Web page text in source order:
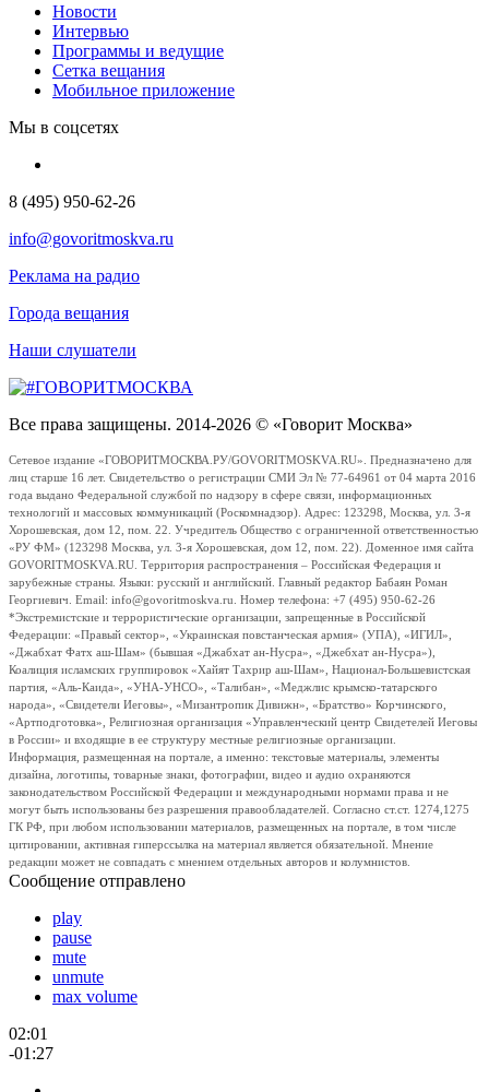
Новости
Интервью
Программы и ведущие
Сетка вещания
Мобильное приложение
Мы в соцсетях
8 (495) 950-62-26
info@govoritmoskva.ru
Реклама на радио
Города вещания
Наши слушатели
Все права защищены. 2014-2026 © «Говорит Москва»
Сетевое издание «ГОВОРИТМОСКВА.РУ/GOVORITMOSKVA.RU». Предназначено для
лиц старше 16 лет. Свидетельство о регистрации СМИ Эл № 77-64961 от 04 марта 2016
года выдано Федеральной службой по надзору в сфере связи, информационных
технологий и массовых коммуникаций (Роскомнадзор). Адрес: 123298, Москва, ул. 3-я
Хорошевская, дом 12, пом. 22. Учредитель Общество с ограниченной ответственностью
«РУ ФМ» (123298 Москва, ул. 3-я Хорошевская, дом 12, пом. 22). Доменное имя сайта
GOVORITMOSKVA.RU. Территория распространения – Российская Федерация и
зарубежные страны. Языки: русский и английский. Главный редактор Бабаян Роман
Георгиевич. Email: info@govoritmoskva.ru. Номер телефона: +7 (495) 950-62-26
*Экстремистские и террористические организации, запрещенные в Российской
Федерации: «Правый сектор», «Украинская повстанческая армия» (УПА), «ИГИЛ»,
«Джабхат Фатх аш-Шам» (бывшая «Джабхат ан-Нусра», «Джебхат ан-Нусра»),
Коалиция исламских группировок «Хайят Тахрир аш-Шам», Национал-Большевистская
партия, «Аль-Каида», «УНА-УНСО», «Талибан», «Меджлис крымско-татарского
народа», «Свидетели Иеговы», «Мизантропик Дивижн», «Братство» Корчинского,
«Артподготовка», Религиозная организация «Управленческий центр Свидетелей Иеговы
в России» и входящие в ее структуру местные религиозные организации.
Информация, размещенная на портале, а именно: текстовые материалы, элементы
дизайна, логотипы, товарные знаки, фотографии, видео и аудио охраняются
законодательством Российской Федерации и международными нормами права и не
могут быть использованы без разрешения правообладателей. Согласно ст.ст. 1274,1275
ГК РФ, при любом использовании материалов, размещенных на портале, в том числе
цитировании, активная гиперссылка на материал является обязательной. Мнение
редакции может не совпадать с мнением отдельных авторов и колумнистов.
Сообщение отправлено
play
pause
mute
unmute
max volume
02:01
-01:27